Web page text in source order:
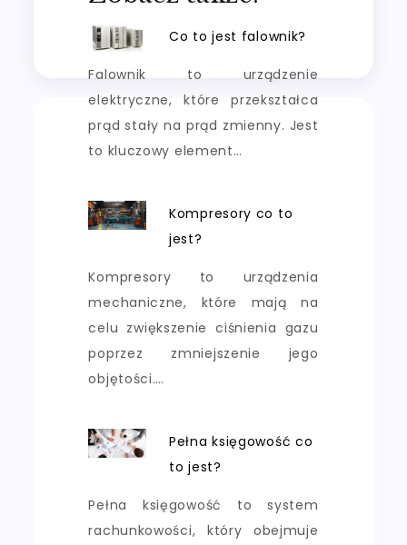
Co to jest falownik?
Falownik to urządzenie
elektryczne, które przekształca
prąd stały na prąd zmienny. Jest
to kluczowy element…
Kompresory co to
jest?
Kompresory to urządzenia
mechaniczne, które mają na
celu zwiększenie ciśnienia gazu
poprzez zmniejszenie jego
objętości.…
Pełna księgowość co
to jest?
Pełna księgowość to system
rachunkowości, który obejmuje